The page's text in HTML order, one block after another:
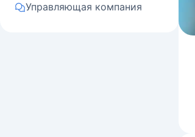
Управляющая компания